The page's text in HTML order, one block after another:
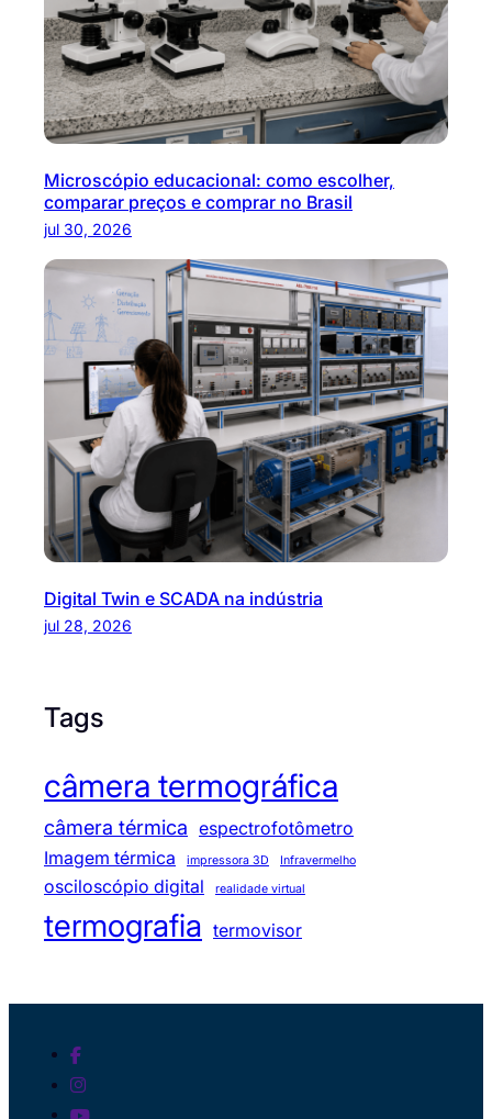
Microscópio educacional: como escolher,
comparar preços e comprar no Brasil
jul 30, 2026
Digital Twin e SCADA na indústria
jul 28, 2026
Tags
câmera termográfica
câmera térmica espectrofotômetro
Imagem térmica
impressora 3D Infravermelho
osciloscópio digital realidade virtual
termografia termovisor